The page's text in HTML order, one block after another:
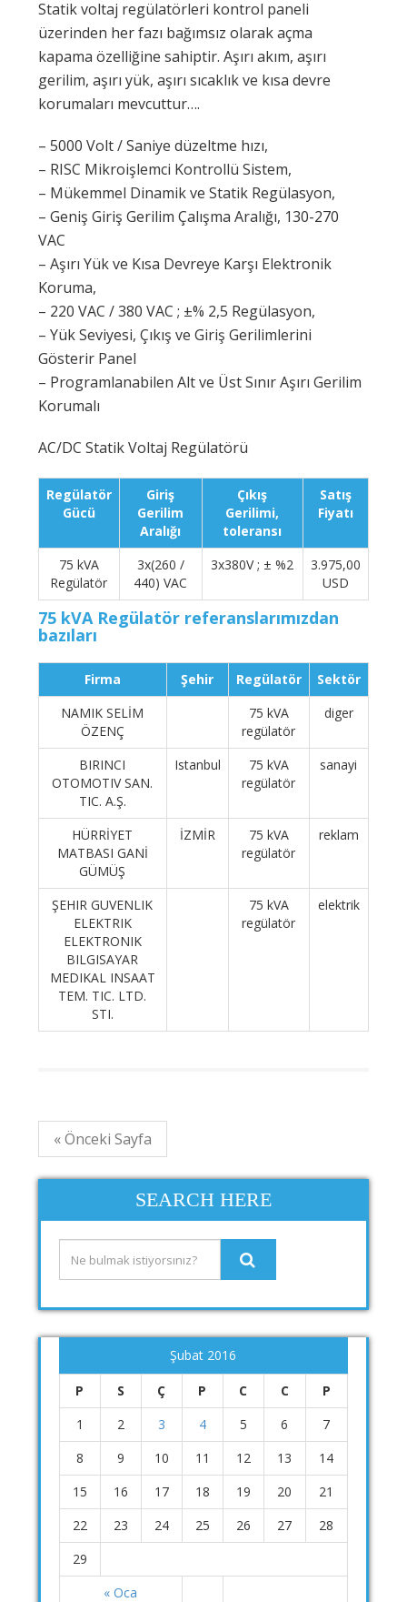
Statik voltaj regülatörleri kontrol paneli
üzerinden her fazı bağımsız olarak açma
kapama özelliğine sahiptir. Aşırı akım, aşırı
gerilim, aşırı yük, aşırı sıcaklık ve kısa devre
korumaları mevcuttur….
– 5000 Volt / Saniye düzeltme hızı,
– RISC Mikroişlemci Kontrollü Sistem,
– Mükemmel Dinamik ve Statik Regülasyon,
– Geniş Giriş Gerilim Çalışma Aralığı, 130-270
VAC
– Aşırı Yük ve Kısa Devreye Karşı Elektronik
Koruma,
– 220 VAC / 380 VAC ; ±% 2,5 Regülasyon,
– Yük Seviyesi, Çıkış ve Giriş Gerilimlerini
Gösterir Panel
– Programlanabilen Alt ve Üst Sınır Aşırı Gerilim
Korumalı
AC/DC Statik Voltaj Regülatörü
Regülatör
Gücü
Giriş
Gerilim
Aralığı
Çıkış
Gerilimi,
toleransı
Satış
Fiyatı
75 kVA
Regülatör
3x(260 /
440) VAC
3x380V ; ± %2
3.975,00
USD
75 kVA Regülatör referanslarımızdan
bazıları
Firma Şehir Regülatör
Sektör
NAMIK SELİM
ÖZENÇ
75 kVA
regülatör
diger
BIRINCI
OTOMOTIV SAN.
TIC. A.Ş.
Istanbul
75 kVA
regülatör
sanayi
HÜRRİYET
MATBASI GANİ
GÜMÜŞ
İZMİR
75 kVA
regülatör
reklam
ŞEHIR GUVENLIK
ELEKTRIK
ELEKTRONIK
BILGISAYAR
MEDIKAL INSAAT
TEM. TIC. LTD.
STI.
75 kVA
regülatör
elektrik
« Önceki Sayfa
SEARCH HERE
Şubat 2016
P S Ç P C C P
« Oca
1 2 3 4 5 6
7
8
9 10 11 12 13
14
15
16 17 18 19 20
21
22
23 24 25 26 27
28
29